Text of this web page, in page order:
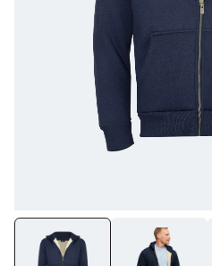
Ouvrir
média